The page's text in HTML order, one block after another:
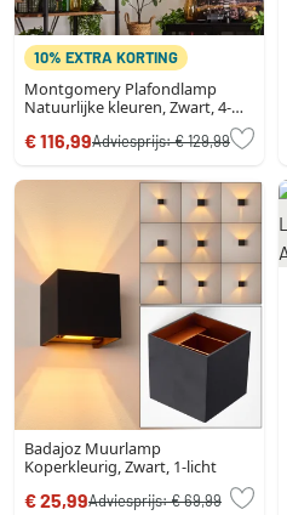
10% EXTRA KORTING
Montgomery Plafondlamp
Natuurlijke kleuren, Zwart, 4-
€ 116,99Adviesprijs:€ 129,99
Badajoz Muurlamp
Koperkleurig, Zwart, 1-licht
€ 25,99Adviesprijs:€ 69,99